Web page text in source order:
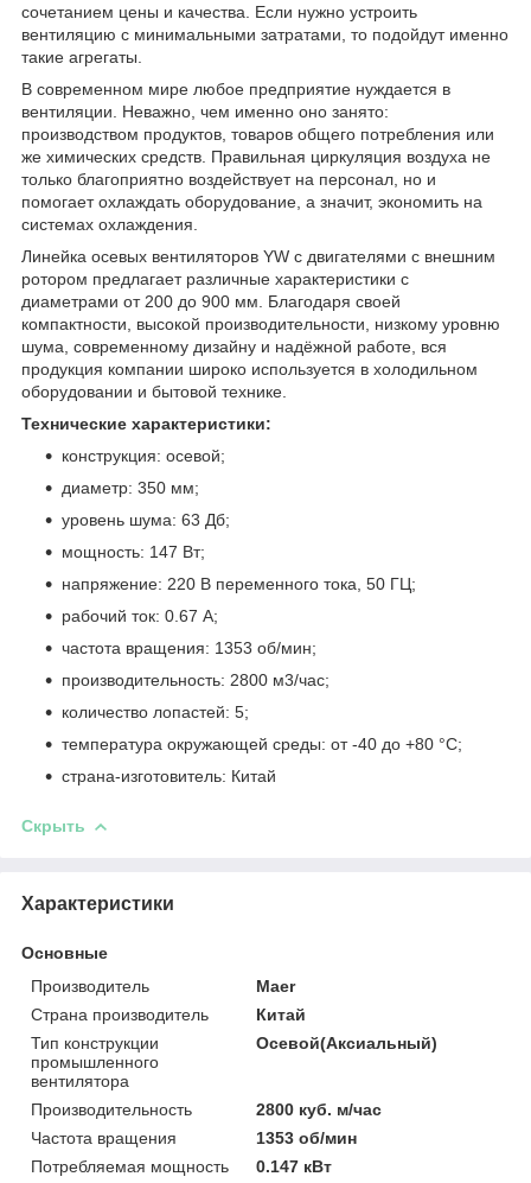
сочетанием цены и качества. Если нужно устроить
вентиляцию с минимальными затратами, то подойдут именно
такие агрегаты.
В современном мире любое предприятие нуждается в
вентиляции. Неважно, чем именно оно занято:
производством продуктов, товаров общего потребления или
же химических средств. Правильная циркуляция воздуха не
только благоприятно воздействует на персонал, но и
помогает охлаждать оборудование, а значит, экономить на
системах охлаждения.
Линейка осевых вентиляторов YW с двигателями с внешним
ротором предлагает различные характеристики с
диаметрами от 200 до 900 мм. Благодаря своей
компактности, высокой производительности, низкому уровню
шума, современному дизайну и надёжной работе, вся
продукция компании широко используется в холодильном
оборудовании и бытовой технике.
Технические характеристики:
конструкция: осевой;
диаметр: 350 мм;
уровень шума: 63 Дб;
мощность: 147 Вт;
напряжение: 220 В переменного тока, 50 ГЦ;
рабочий ток: 0.67 А;
частота вращения: 1353 об/мин;
производительность: 2800 м3/час;
количество лопастей: 5;
температура окружающей среды: от -40 до +80 °С;
страна-изготовитель: Китай
Скрыть
Характеристики
Основные
Производитель
Maer
Страна производитель
Китай
Тип конструкции
промышленного
вентилятора
Осевой(Аксиальный)
Производительность
2800 куб. м/час
Частота вращения
1353 об/мин
Потребляемая мощность
0.147 кВт